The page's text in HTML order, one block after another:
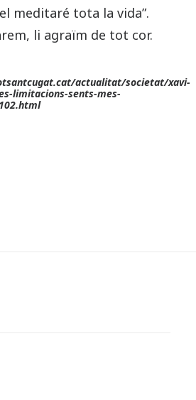
meditaré tota la vida”.
li agraïm de tot cor.
actualitat/societat/xavi-
limitacions-sents-mes-